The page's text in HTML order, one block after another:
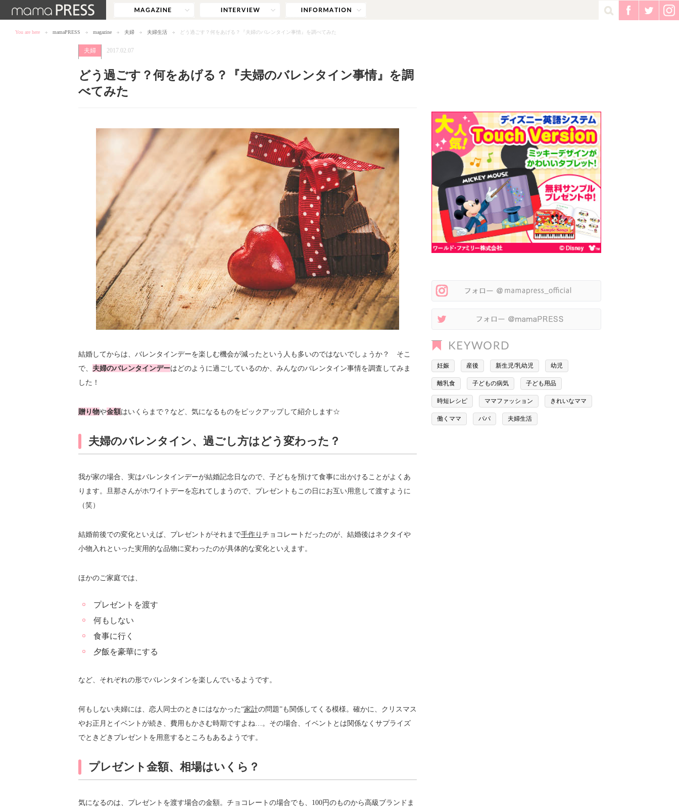
You are here mamaPRESS magazine 夫婦 夫婦生活 どう過ごす？何をあげる？『夫婦のバレンタイン事情』を調べてみた
夫婦 2017.02.07
どう過ごす？何をあげる？『夫婦のバレンタイン事情』を調
べてみた
結婚してからは、バレンタインデーを楽しむ機会が減ったという人も多いのではないでしょうか？ そこ
で、 夫婦のバレンタインデーはどのように過ごしているのか、みんなのバレンタイン事情を調査してみま
した！
贈り物や金額はいくらまで？など、気になるものをピックアップして紹介します☆
夫婦のバレンタイン、過ごし方はどう変わった？
我が家の場合、実はバレンタインデーが結婚記念日なので、子どもを預けて食事に出かけることがよくあ
ります。旦那さんがホワイトデーを忘れてしまうので、プレゼントもこの日にお互い用意して渡すように
（笑）
結婚前後での変化といえば、プレゼントがそれまで手作りチョコレートだったのが、結婚後はネクタイや
小物入れといった実用的な品物に変わったのが具体的な変化といえます。
ほかのご家庭では、
プレゼントを渡す
何もしない
食事に行く
夕飯を豪華にする
など、それぞれの形でバレンタインを楽しんでいるようです。
何もしない夫婦には、恋人同士のときにはなかった“家計の問題”も関係してくる模様。確かに、クリスマス
やお正月とイベントが続き、費用もかさむ時期ですよね…。その場合、イベントとは関係なくサプライズ
でときどきプレゼントを用意するところもあるようです。
プレゼント金額、相場はいくら？
気になるのは、プレゼントを渡す場合の金額。チョコレートの場合でも、100円のものから高級ブランドま
妊娠 産後 新生児/乳幼児 幼児
離乳食 子どもの病気 子ども用品
時短レシピ ママファッション きれいなママ
働くママ パパ 夫婦生活